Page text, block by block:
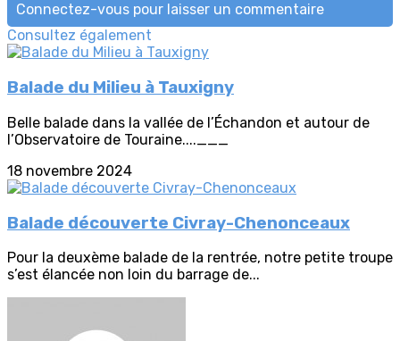
Connectez-vous pour laisser un commentaire
Consultez également
Balade du Milieu à Tauxigny
Belle balade dans la vallée de l’Échandon et autour de
l’Observatoire de Touraine....___
18 novembre 2024
Balade découverte Civray-Chenonceaux
Pour la deuxème balade de la rentrée, notre petite troupe
s’est élancée non loin du barrage de...